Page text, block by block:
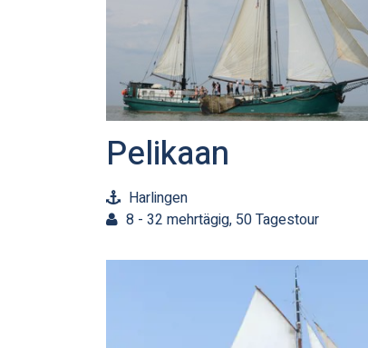
Pelikaan
Harlingen
8 - 32 mehrtägig, 50 Tagestour